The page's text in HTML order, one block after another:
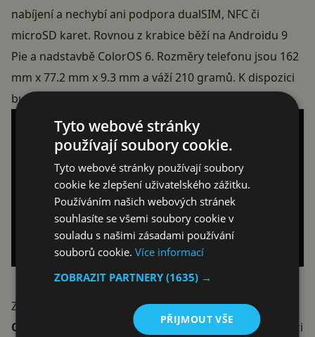
nabíjení a nechybí ani podpora dualSIM, NFC či
microSD karet. Rovnou z krabice běží na Androidu 9
Piea nadstavbě ColorOS 6. Rozměry telefonu jsou 162
mm x 77.2 mm x 9.3 mm a váží 210 gramů. K dispozici
bude v černé, modré, růžové a fialové barvě.
Zajímavé je to, že na konci měsíce by seměl tento
Oppo
telefon představit i v Evropě. Konkrétně na akci
Tyto webové stránky
používají soubory cookie.
Tyto webové stránky používají soubory
cookie ke zlepšení uživatelského zážitku.
Používáním našich webových stránek
souhlasíte se všemi soubory cookie v
souladu s našimi zásadami používání
souborů cookie.Více informací
ZOBRAZIT PARTNERY(1635) →
PŘIJMOUT VŠE